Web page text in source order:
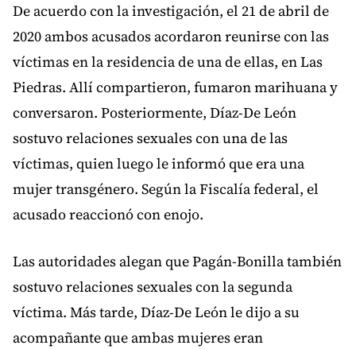
De acuerdo con la investigación, el 21 de abril de
2020 ambos acusados acordaron reunirse con las
víctimas en la residencia de una de ellas, en Las
Piedras. Allí compartieron, fumaron marihuana y
conversaron. Posteriormente, Díaz-De León
sostuvo relaciones sexuales con una de las
víctimas, quien luego le informó que era una
mujer transgénero. Según la Fiscalía federal, el
acusado reaccionó con enojo.
Las autoridades alegan que Pagán-Bonilla también
sostuvo relaciones sexuales con la segunda
víctima. Más tarde, Díaz-De León le dijo a su
acompañante que ambas mujeres eran